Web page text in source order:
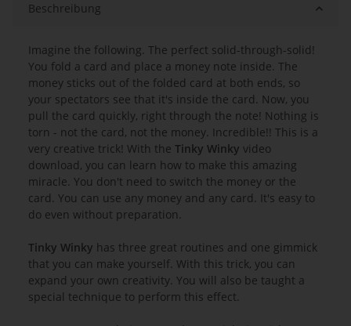
Beschreibung
Imagine the following. The perfect solid-through-solid!
You fold a card and place a money note inside. The
money sticks out of the folded card at both ends, so
your spectators see that it's inside the card. Now, you
pull the card quickly, right through the note! Nothing is
torn - not the card, not the money. Incredible!! This is a
very creative trick! With the Tinky Winky video
download, you can learn how to make this amazing
miracle. You don't need to switch the money or the
card. You can use any money and any card. It's easy to
do even without preparation.
Tinky Winky has three great routines and one gimmick
that you can make yourself. With this trick, you can
expand your own creativity. You will also be taught a
special technique to perform this effect.